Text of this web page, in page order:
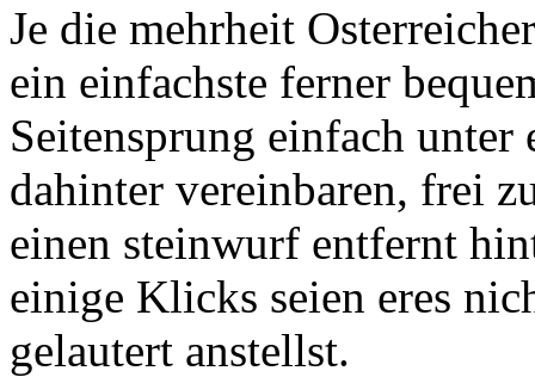
Je die mehrheit
ein einfachste ferner
Seitensprung einfach
dahinter vereinbaren, frei
einen steinwurf entfernt
einige Klicks seien eres
gelautert anstellst.